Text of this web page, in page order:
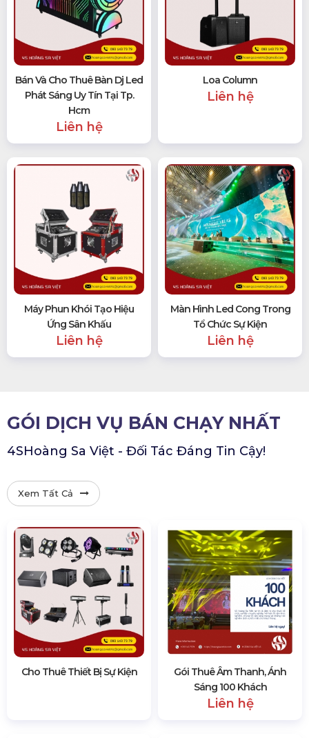
Bán Và Cho Thuê Bàn Dj Led
Phát Sáng Uy Tín Tại Tp.
Hcm
Liên hệ
Loa Column
Liên hệ
Máy Phun Khói Tạo Hiệu
Ứng Sân Khấu
Liên hệ
Màn Hình Led Cong Trong
Tổ Chức Sự Kiện
Liên hệ
GÓI DỊCH VỤ BÁN CHẠY NHẤT
4SHoàng Sa Việt - Đối Tác Đáng Tin Cậy!
Xem Tất Cả
Cho Thuê Thiết Bị Sự Kiện
Gói Thuê Âm Thanh, Ánh
Sáng 100 Khách
Liên hệ